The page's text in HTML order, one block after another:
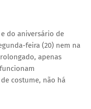
do aniversário de
feira (20) nem na
apenas
costume, não há